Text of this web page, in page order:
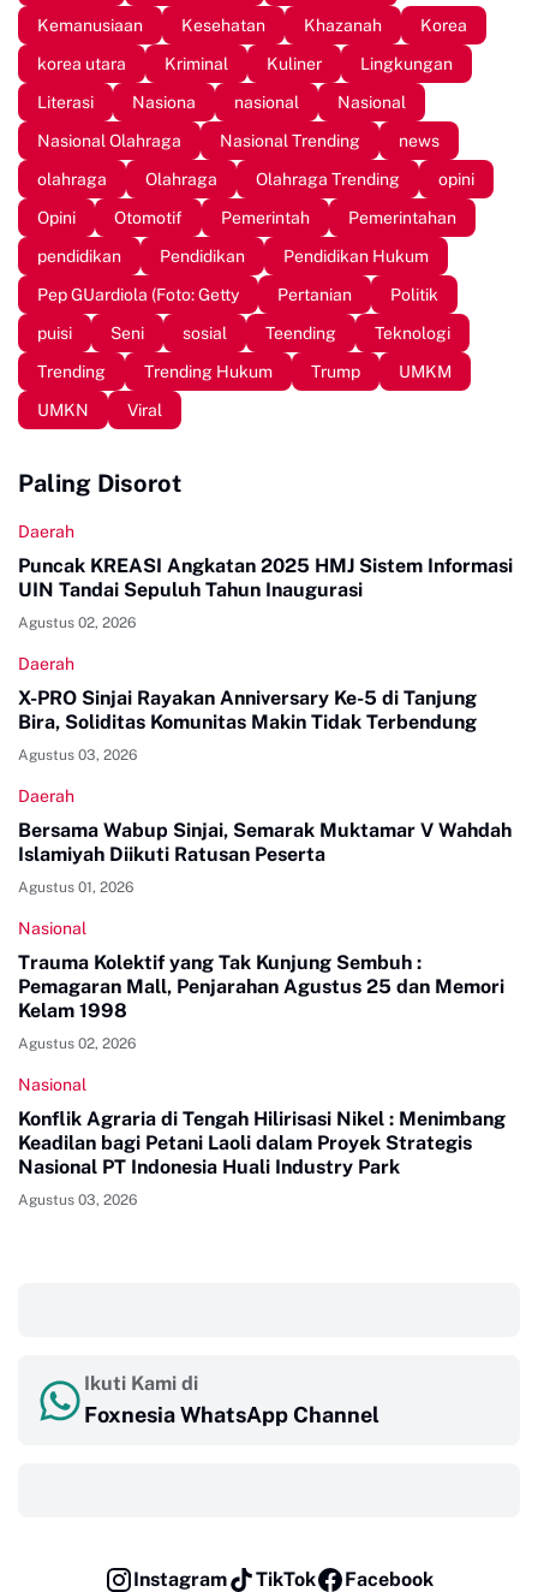
Kemanusiaan
Kesehatan Khazanah
Korea
korea utara
Kriminal Kuliner
Lingkungan
Literasi
Nasiona nasional
Nasional
Nasional Olahraga
Nasional Trending
news
olahraga
Olahraga Olahraga Trending
opini
Opini
Otomotif Pemerintah
Pemerintahan
pendidikan
Pendidikan
Pendidikan Hukum
Pep GUardiola (Foto: Getty
Pertanian
Politik
puisi
Seni sosial Teending
Teknologi
Trending
Trending Hukum Trump
UMKM
UMKN
Viral
Paling Disorot
Daerah
Puncak KREASI Angkatan 2025 HMJ Sistem Informasi
UIN Tandai Sepuluh Tahun Inaugurasi
Agustus 02, 2026
Daerah
X-PRO Sinjai Rayakan Anniversary Ke-5 di Tanjung
Bira, Soliditas Komunitas Makin Tidak Terbendung
Agustus 03, 2026
Daerah
Bersama Wabup Sinjai, Semarak Muktamar V Wahdah
Islamiyah Diikuti Ratusan Peserta
Agustus 01, 2026
Nasional
Trauma Kolektif yang Tak Kunjung Sembuh :
Pemagaran Mall, Penjarahan Agustus 25 dan Memori
Kelam 1998
Agustus 02, 2026
Nasional
Konflik Agraria di Tengah Hilirisasi Nikel : Menimbang
Keadilan bagi Petani Laoli dalam Proyek Strategis
Nasional PT Indonesia Huali Industry Park
Agustus 03, 2026
Ikuti Kami di
Foxnesia WhatsApp Channel
Instagram TikTok Facebook